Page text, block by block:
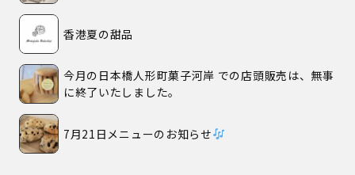
香港夏の甜品
今月の日本橋人形町菓子河岸 での店頭販売は、無事
に終了いたしました。
7月21日メニューのお知らせ